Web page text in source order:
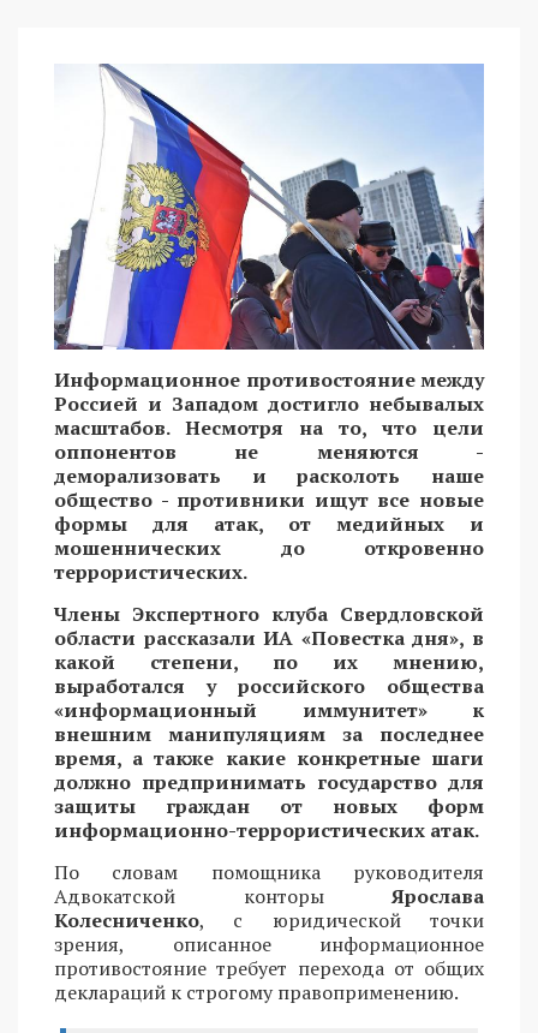
Информационное противостояние между
Россией и Западом достигло небывалых
масштабов. Несмотря на то, что цели
оппонентов не меняются -
деморализовать и расколоть наше
общество - противники ищут все новые
формы для атак, от медийных и
мошеннических до откровенно
террористических.
Члены Экспертного клуба Свердловской
области рассказали ИА «Повестка дня», в
какой степени, по их мнению,
выработался у российского общества
«информационный иммунитет» к
внешним манипуляциям за последнее
время, а также какие конкретные шаги
должно предпринимать государство для
защиты граждан от новых форм
информационно-террористических атак.
По словам помощника руководителя
Адвокатской конторыЯрослава
Колесниченко, с юридической точки
зрения, описанное информационное
противостояние требует перехода от общих
деклараций к строгому правоприменению.